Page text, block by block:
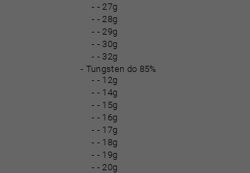
- 27g
- 28g
- 29g
- 30g
- 32g
Tungsten do 85%
- 12g
- 14g
- 15g
- 16g
- 17g
- 18g
- 19g
- 20g